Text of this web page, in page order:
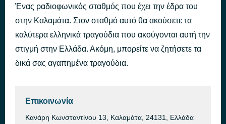
Anapnoi Anatoli (LIVE)
Xristos Santikai
Tha Tha
Lena Zeugara
πριν από 1 ώρα
Ένας ραδιοφωνικός σταθμός που έχει την έδρα του
στην Καλαμάτα. Στον σταθμό αυτό θα ακούσετε τα
καλύτερα ελληνικά τραγούδια που ακούγονται αυτή την
στιγμή στην Ελλάδα. Ακόμη, μπορείτε να ζητήσετε τα
δικά σας αγαπημένα τραγούδια.
Επικοινωνία
Κανάρη Κωνσταντίνου 13, Καλαμάτα, 24131, Ελλάδα